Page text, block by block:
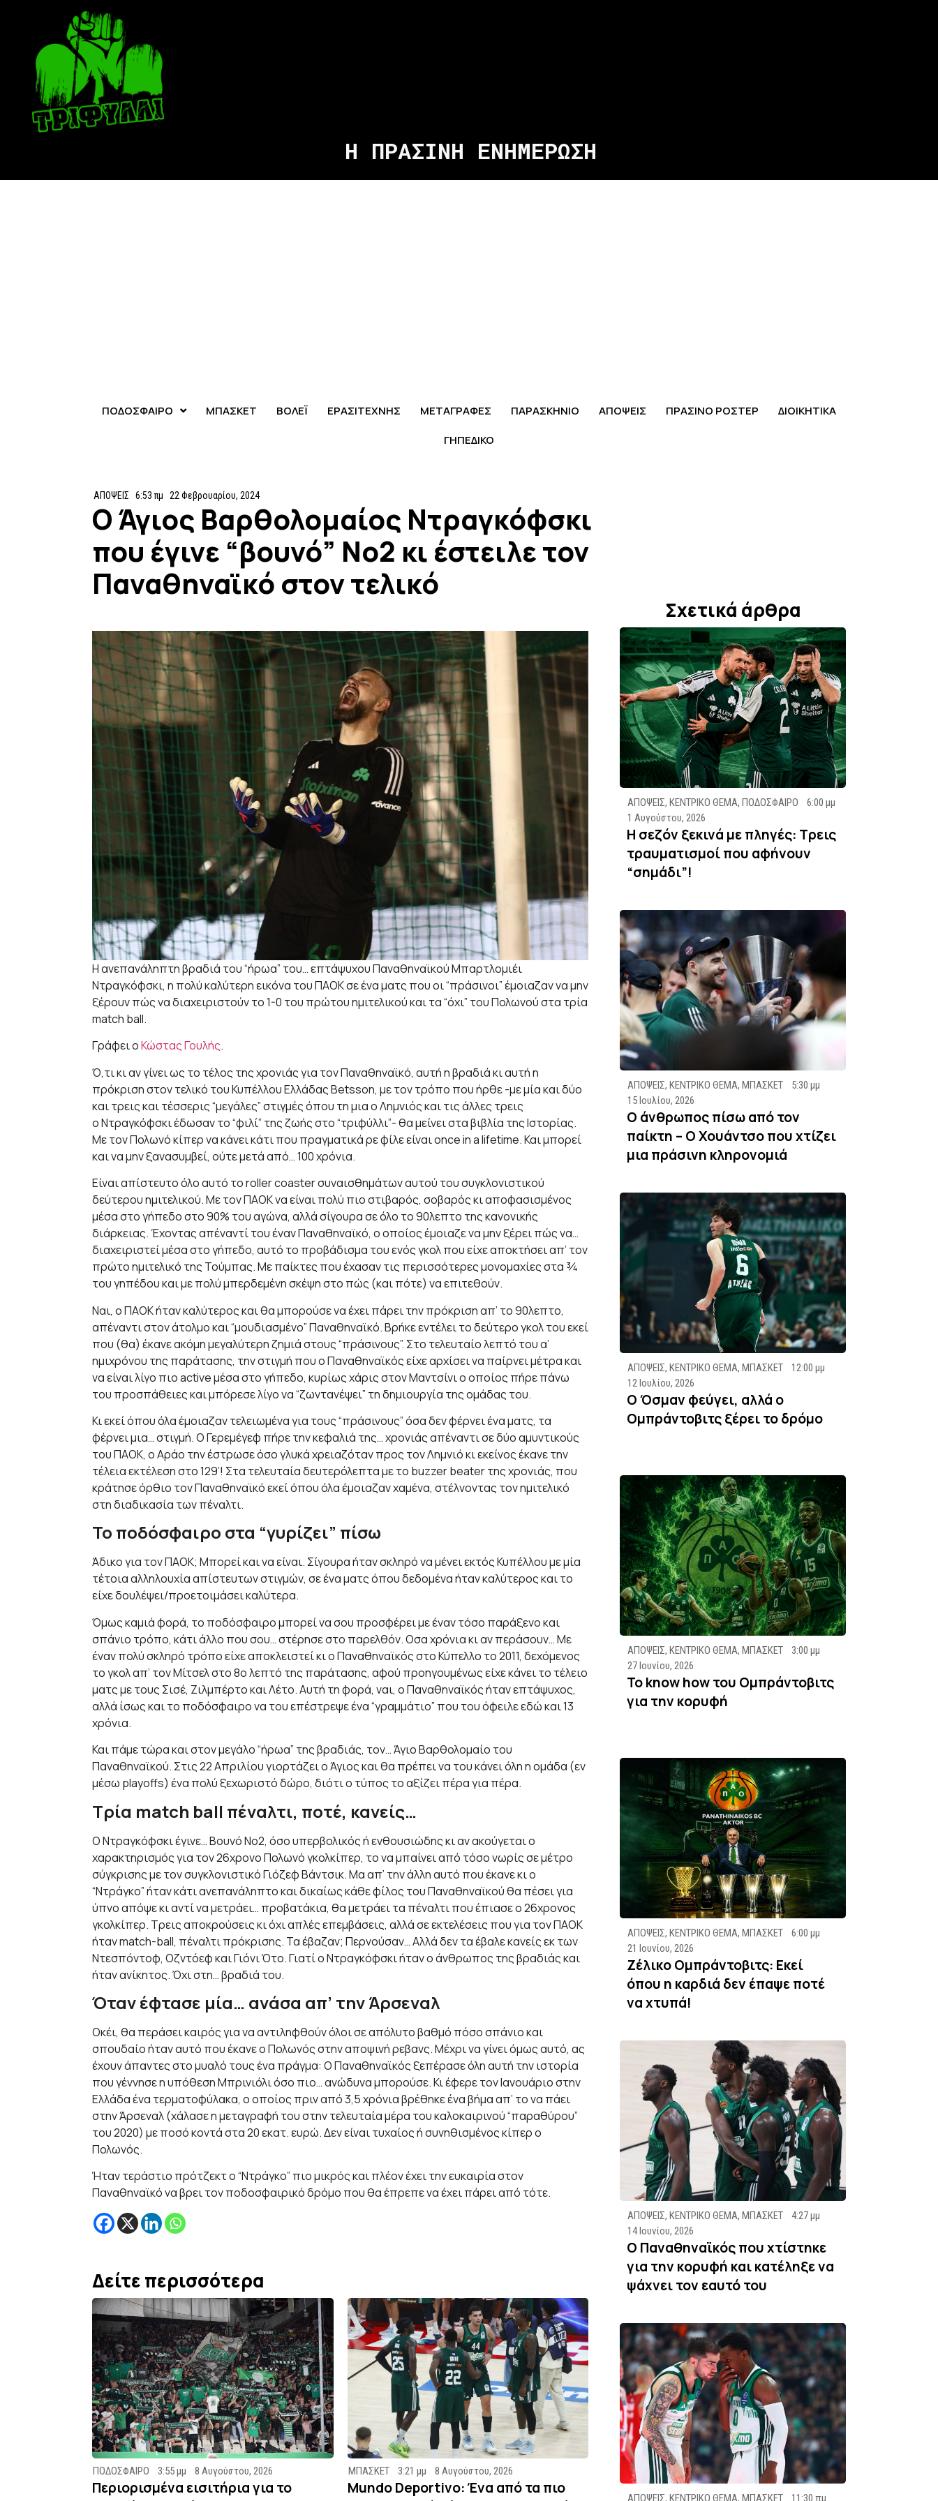
Η ΠΡΑΣΙΝΗ ΕΝΗΜΕΡΩΣΗ
ΠΟΔΟΣΦΑΙΡΟ ΜΠΑΣΚΕΤ ΒΟΛΕΪ ΕΡΑΣΙΤΕΧΝΗΣ ΜΕΤΑΓΡΑΦΕΣ ΠΑΡΑΣΚΗΝΙΟ ΑΠΟΨΕΙΣ ΠΡΑΣΙΝΟ ΡΟΣΤΕΡ
ΔΙΟΙΚΗΤΙΚΑ
ΓΗΠΕΔΙΚΟ
ΑΠΟΨΕΙΣ 6:53 πμ 22 Φεβρουαρίου, 2024
Ο Άγιος Βαρθολομαίος Ντραγκόφσκι
που έγινε “βουνό” Νο2 κι έστειλε τον
Παναθηναϊκό στον τελικό
Η ανεπανάληπτη βραδιά του “ήρωα” του… επτάψυχου Παναθηναϊκού Μπαρτλομιέι
Ντραγκόφσκι, η πολύ καλύτερη εικόνα του ΠΑΟΚ σε ένα ματς που οι “πράσινοι” έμοιαζαν να μην
ξέρουν πώς να διαχειριστούν το 1-0 του πρώτου ημιτελικού και τα “όχι” του Πολωνού στα τρία
match ball.
Γράφει οΚώστας Γουλής.
Ό,τι κι αν γίνει ως το τέλος της χρονιάς για τον Παναθηναϊκό, αυτή η βραδιά κι αυτή η
πρόκριση στον τελικό του Κυπέλλου Ελλάδας Betsson, με τον τρόπο που ήρθε -με μία και δύο
και τρεις και τέσσερις “μεγάλες” στιγμές όπου τη μια ο Λημνιός και τις άλλες τρεις
ο Ντραγκόφσκι έδωσαν το “φιλί” της ζωής στο “τριφύλλι”- θα μείνει στα βιβλία της Ιστορίας.
Με τον Πολωνό κίπερ να κάνει κάτι που πραγματικά ρε φίλε είναι once in a lifetime. Και μπορεί
και να μην ξανασυμβεί, ούτε μετά από… 100 χρόνια.
Είναι απίστευτο όλο αυτό το roller coaster συναισθημάτων αυτού του συγκλονιστικού
δεύτερου ημιτελικού. Με τον ΠΑΟΚ να είναι πολύ πιο στιβαρός, σοβαρός κι αποφασισμένος
μέσα στο γήπεδο στο 90% του αγώνα, αλλά σίγουρα σε όλο το 90λεπτο της κανονικής
διάρκειας. Έχοντας απέναντί του έναν Παναθηναϊκό, ο οποίος έμοιαζε να μην ξέρει πώς να…
διαχειριστεί μέσα στο γήπεδο, αυτό το προβάδισμα του ενός γκολ που είχε αποκτήσει απ’ τον
πρώτο ημιτελικό της Τούμπας. Με παίκτες που έχασαν τις περισσότερες μονομαχίες στα ¾
του γηπέδου και με πολύ μπερδεμένη σκέψη στο πώς (και πότε) να επιτεθούν.
Ναι, ο ΠΑΟΚ ήταν καλύτερος και θα μπορούσε να έχει πάρει την πρόκριση απ’ το 90λεπτο,
απέναντι στον άτολμο και “μουδιασμένο” Παναθηναϊκό. Βρήκε εντέλει το δεύτερο γκολ του εκεί
που (θα) έκανε ακόμη μεγαλύτερη ζημιά στους “πράσινους”. Στο τελευταίο λεπτό του α’
ημιχρόνου της παράτασης, την στιγμή που ο Παναθηναϊκός είχε αρχίσει να παίρνει μέτρα και
να είναι λίγο πιο active μέσα στο γήπεδο, κυρίως χάρις στον Μαντσίνι ο οποίος πήρε πάνω
του προσπάθειες και μπόρεσε λίγο να “ζωντανέψει” τη δημιουργία της ομάδας του.
Κι εκεί όπου όλα έμοιαζαν τελειωμένα για τους “πράσινους” όσα δεν φέρνει ένα ματς, τα
φέρνει μια… στιγμή. Ο Γερεμέγεφ πήρε την κεφαλιά της… χρονιάς απέναντι σε δύο αμυντικούς
του ΠΑΟΚ, ο Αράο την έστρωσε όσο γλυκά χρειαζόταν προς τον Λημνιό κι εκείνος έκανε την
τέλεια εκτέλεση στο 129’! Στα τελευταία δευτερόλεπτα με το buzzer beater της χρονιάς, που
κράτησε όρθιο τον Παναθηναϊκό εκεί όπου όλα έμοιαζαν χαμένα, στέλνοντας τον ημιτελικό
στη διαδικασία των πέναλτι.
Το ποδόσφαιρο στα “γυρίζει” πίσω
Άδικο για τον ΠΑΟΚ; Μπορεί και να είναι. Σίγουρα ήταν σκληρό να μένει εκτός Κυπέλλου με μία
τέτοια αλληλουχία απίστευτων στιγμών, σε ένα ματς όπου δεδομένα ήταν καλύτερος και το
είχε δουλέψει/προετοιμάσει καλύτερα.
Όμως καμιά φορά, το ποδόσφαιρο μπορεί να σου προσφέρει με έναν τόσο παράξενο και
σπάνιο τρόπο, κάτι άλλο που σου… στέρησε στο παρελθόν. Οσα χρόνια κι αν περάσουν… Με
έναν πολύ σκληρό τρόπο είχε αποκλειστεί κι ο Παναθηναϊκός στο Κύπελλο το 2011, δεχόμενος
το γκολ απ’ τον Μίτσελ στο 8ο λεπτό της παράτασης, αφού προηγουμένως είχε κάνει το τέλειο
ματς με τους Σισέ, Ζιλμπέρτο και Λέτο. Αυτή τη φορά, ναι, ο Παναθηναϊκός ήταν επτάψυχος,
αλλά ίσως και το ποδόσφαιρο να του επέστρεψε ένα “γραμμάτιο” που του όφειλε εδώ και 13
χρόνια.
Και πάμε τώρα και στον μεγάλο “ήρωα” της βραδιάς, τον… Άγιο Βαρθολομαίο του
Παναθηναϊκού. Στις 22 Απριλίου γιορτάζει ο Άγιος και θα πρέπει να του κάνει όλη η ομάδα (εν
μέσω playoffs) ένα πολύ ξεχωριστό δώρο, διότι ο τύπος το αξίζει πέρα για πέρα.
Τρία match ball πέναλτι, ποτέ, κανείς…
Ο Ντραγκόφσκι έγινε… Βουνό Νο2, όσο υπερβολικός ή ενθουσιώδης κι αν ακούγεται ο
χαρακτηρισμός για τον 26χρονο Πολωνό γκολκίπερ, το να μπαίνει από τόσο νωρίς σε μέτρο
σύγκρισης με τον συγκλονιστικό Γιόζεφ Βάντσικ. Μα απ’ την άλλη αυτό που έκανε κι ο
“Ντράγκο” ήταν κάτι ανεπανάληπτο και δικαίως κάθε φίλος του Παναθηναϊκού θα πέσει για
ύπνο απόψε κι αντί να μετράει… προβατάκια, θα μετράει τα πέναλτι που έπιασε ο 26χρονος
γκολκίπερ. Τρεις αποκρούσεις κι όχι απλές επεμβάσεις, αλλά σε εκτελέσεις που για τον ΠΑΟΚ
ήταν match-ball, πέναλτι πρόκρισης. Τα έβαζαν; Περνούσαν… Αλλά δεν τα έβαλε κανείς εκ των
Ντεσπόντοφ, Οζντόεφ και Γιόνι Ότο. Γιατί ο Ντραγκόφσκι ήταν ο άνθρωπος της βραδιάς και
ήταν ανίκητος. Όχι στη… βραδιά του.
Όταν έφτασε μία… ανάσα απ’ την Άρσεναλ
Οκέι, θα περάσει καιρός για να αντιληφθούν όλοι σε απόλυτο βαθμό πόσο σπάνιο και
σπουδαίο ήταν αυτό που έκανε ο Πολωνός στην αποψινή ρεβανς. Μέχρι να γίνει όμως αυτό, ας
έχουν άπαντες στο μυαλό τους ένα πράγμα: Ο Παναθηναϊκός ξεπέρασε όλη αυτή την ιστορία
που γέννησε η υπόθεση Μπρινιόλι όσο πιο… ανώδυνα μπορούσε. Κι έφερε τον Ιανουάριο στην
Ελλάδα ένα τερματοφύλακα, ο οποίος πριν από 3,5 χρόνια βρέθηκε ένα βήμα απ’ το να πάει
στην Άρσεναλ (χάλασε η μεταγραφή του στην τελευταία μέρα του καλοκαιρινού “παραθύρου”
του 2020) με ποσό κοντά στα 20 εκατ. ευρώ. Δεν είναι τυχαίος ή συνηθισμένος κίπερ ο
Πολωνός.
Ήταν τεράστιο πρότζεκτ ο “Ντράγκο” πιο μικρός και πλέον έχει την ευκαιρία στον
Παναθηναϊκό να βρει τον ποδοσφαιρικό δρόμο που θα έπρεπε να έχει πάρει από τότε.
Δείτε περισσότερα
ΠΟΔΟΣΦΑΙΡΟ 3:55 μμ 8 Αυγούστου, 2026
Περιορισμένα εισιτήρια για το
ΜΠΑΣΚΕΤ 3:21 μμ 8 Αυγούστου, 2026
Mundo Deportivo: Ένα από τα πιο
Σχετικά άρθρα
ΑΠΟΨΕΙΣ, ΚΕΝΤΡΙΚΟ ΘΕΜΑ, ΠΟΔΟΣΦΑΙΡΟ
6:00 μμ
1 Αυγούστου, 2026
Η σεζόν ξεκινά με πληγές: Τρεις
τραυματισμοί που αφήνουν
“σημάδι”!
ΑΠΟΨΕΙΣ, ΚΕΝΤΡΙΚΟ ΘΕΜΑ, ΜΠΑΣΚΕΤ
5:30 μμ
15 Ιουλίου, 2026
Ο άνθρωπος πίσω από τον
παίκτη – Ο Χουάντσο που χτίζει
μια πράσινη κληρονομιά
ΑΠΟΨΕΙΣ, ΚΕΝΤΡΙΚΟ ΘΕΜΑ, ΜΠΑΣΚΕΤ
12:00 μμ
12 Ιουλίου, 2026
Ο Όσμαν φεύγει, αλλά ο
Ομπράντοβιτς ξέρει το δρόμο
ΑΠΟΨΕΙΣ, ΚΕΝΤΡΙΚΟ ΘΕΜΑ, ΜΠΑΣΚΕΤ
3:00 μμ
27 Ιουνίου, 2026
Το know how του Ομπράντοβιτς
για την κορυφή
ΑΠΟΨΕΙΣ, ΚΕΝΤΡΙΚΟ ΘΕΜΑ, ΜΠΑΣΚΕΤ
6:00 μμ
21 Ιουνίου, 2026
Ζέλικο Ομπράντοβιτς: Εκεί
όπου η καρδιά δεν έπαψε ποτέ
να χτυπά!
ΑΠΟΨΕΙΣ, ΚΕΝΤΡΙΚΟ ΘΕΜΑ, ΜΠΑΣΚΕΤ
4:27 μμ
14 Ιουνίου, 2026
Ο Παναθηναϊκός που χτίστηκε
για την κορυφή και κατέληξε να
ψάχνει τον εαυτό του
ΑΠΟΨΕΙΣ, ΚΕΝΤΡΙΚΟ ΘΕΜΑ, ΜΠΑΣΚΕΤ 11:30 πμ